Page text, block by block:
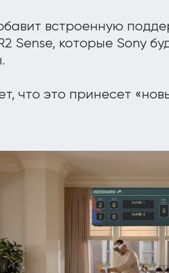
встроенную
Sense, которые Sony
что это принесет